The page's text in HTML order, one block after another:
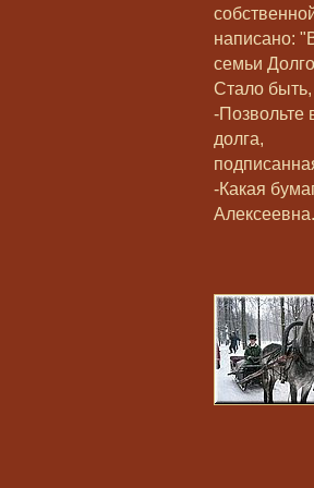
написано:
семьи
Стало
-Позвольте
долга,
-Какая
Алексеевна.